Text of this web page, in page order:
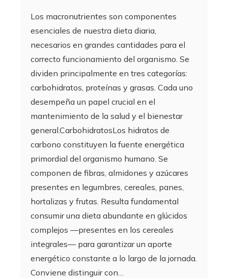
Los macronutrientes son componentes
esenciales de nuestra dieta diaria,
necesarios en grandes cantidades para el
correcto funcionamiento del organismo. Se
dividen principalmente en tres categorías:
carbohidratos, proteínas y grasas. Cada uno
desempeña un papel crucial en el
mantenimiento de la salud y el bienestar
general.CarbohidratosLos hidratos de
carbono constituyen la fuente energética
primordial del organismo humano. Se
componen de fibras, almidones y azúcares
presentes en legumbres, cereales, panes,
hortalizas y frutas. Resulta fundamental
consumir una dieta abundante en glúcidos
complejos —presentes en los cereales
integrales— para garantizar un aporte
energético constante a lo largo de la jornada.
Conviene distinguir con…